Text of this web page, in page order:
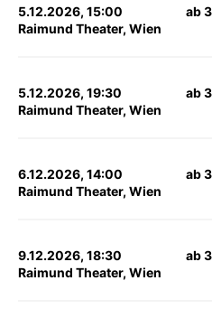
5.12.2026, 15:00
Raimund Theater, Wien
ab
5.12.2026, 19:30
Raimund Theater, Wien
ab
6.12.2026, 14:00
Raimund Theater, Wien
ab
9.12.2026, 18:30
Raimund Theater, Wien
ab